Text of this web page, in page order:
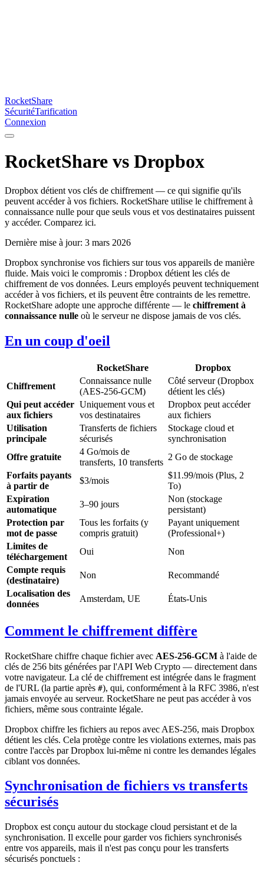
RocketShare
SécuritéTarification
Connexion
RocketShare vs Dropbox
Dropbox détient vos clés de chiffrement — ce qui signifie qu'ils
peuvent accéder à vos fichiers. RocketShare utilise le chiffrement à
connaissance nulle pour que seuls vous et vos destinataires puissent
y accéder. Comparez ici.
Dernière mise à jour: 3 mars 2026
Dropbox synchronise vos fichiers sur tous vos appareils de manière
fluide. Mais voici le compromis : Dropbox détient les clés de
chiffrement de vos données. Leurs employés peuvent techniquement
accéder à vos fichiers, et ils peuvent être contraints de les remettre.
RocketShare adopte une approche différente — le chiffrement à
connaissance nulle où le serveur ne dispose jamais de vos clés.
En un coup d'oeil
RocketShare
Dropbox
Chiffrement
Connaissance nulle
(AES-256-GCM)
Côté serveur (Dropbox
détient les clés)
Qui peut accéder
aux fichiers
Uniquement vous et
vos destinataires
Dropbox peut accéder
aux fichiers
Utilisation
principale
Transferts de fichiers
sécurisés
Stockage cloud et
synchronisation
Offre gratuite
4 Go/mois de
transferts, 10 transferts
2 Go de stockage
Forfaits payants
à partir de
$3/mois
$11.99/mois (Plus, 2
To)
Expiration
automatique
3–90 jours
Non (stockage
persistant)
Protection par
mot de passe
Tous les forfaits (y
compris gratuit)
Payant uniquement
(Professional+)
Limites de
téléchargement
Oui
Non
Compte requis
(destinataire)
Non
Recommandé
Localisation des
données
Amsterdam, UE États-Unis
Comment le chiffrement diffère
RocketShare chiffre chaque fichier avec AES-256-GCM à l'aide de
clés de 256 bits générées par l'API Web Crypto — directement dans
votre navigateur. La clé de chiffrement est intégrée dans le fragment
de l'URL (la partie après #), qui, conformément à la RFC 3986, n'est
jamais envoyée au serveur. RocketShare ne peut pas accéder à vos
fichiers, même sous contrainte légale.
Dropbox chiffre les fichiers au repos avec AES-256, mais Dropbox
détient les clés. Cela protège contre les violations externes, mais pas
contre l'accès par Dropbox lui-même ni contre les demandes légales
ciblant vos données.
Synchronisation de fichiers vs transferts
sécurisés
Dropbox est conçu autour du stockage cloud persistant et de la
synchronisation. Il excelle pour garder vos fichiers synchronisés
entre vos appareils, mais il n'est pas conçu pour les transferts
sécurisés ponctuels :